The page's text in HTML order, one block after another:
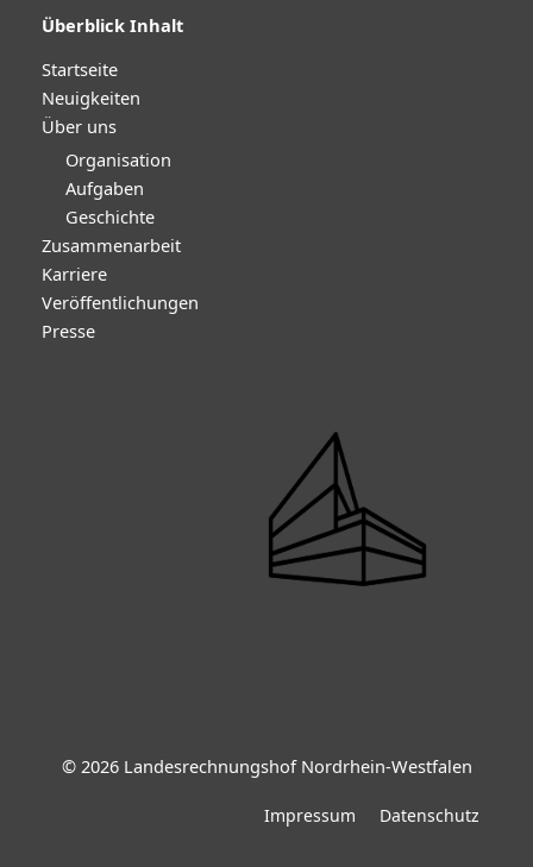
Überblick Inhalt
Startseite
Neuigkeiten
Über uns
Organisation
Aufgaben
Geschichte
Zusammenarbeit
Karriere
Veröffentlichungen
Presse
© 2026 Landesrechnungshof Nordrhein-Westfalen
Impressum Datenschutz